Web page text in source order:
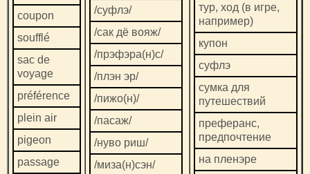
coupon
soufflé
sac de
voyage
préférence
plein air
pigeon
passage
/суфлэ/
/сак дё вояж/
/прэфэра(н)с/
/плэн эр/
/пижо(н)/
/пасаж/
/нуво риш/
/миза(н)сэн/
тур, ход (в игре,
например)
купон
суфлэ
сумка для
путешествий
преферанс,
предпочтение
на пленэре